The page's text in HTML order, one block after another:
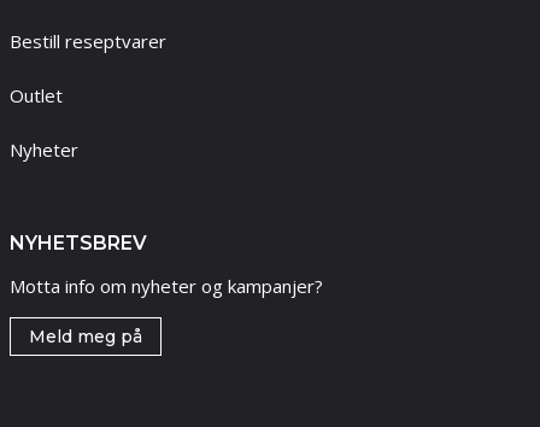
Bestill reseptvarer
Outlet
Nyheter
NYHETSBREV
Motta info om nyheter og kampanjer?
Meld meg på